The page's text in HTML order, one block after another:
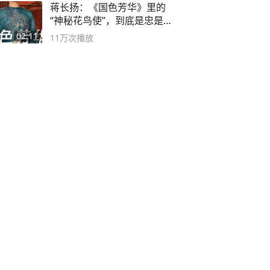
02:11
蒋长扬：《国色芳华》里的
“神秘花鸟使”，到底是忠是
奸？
11万次播放